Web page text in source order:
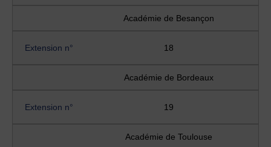
Académie de Besançon
Extension n° 18
Académie de Bordeaux
Extension n° 19
Académie de Toulouse